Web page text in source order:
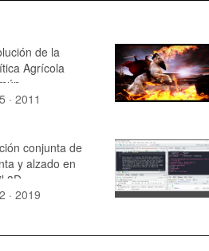
El fuego
0:10 · 2014
práctico
14:26 ·